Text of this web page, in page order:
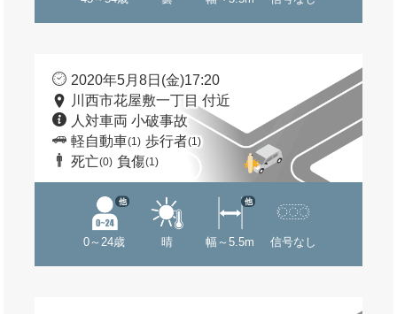
2020年5月8日(金)17:20
川西市花屋敷一丁目 付近
人対車両 小破事故
軽自動車(1) 歩行者(1)
死亡(0) 負傷(1)
0～24歳
他
晴 幅～5.5m
他
信号なし